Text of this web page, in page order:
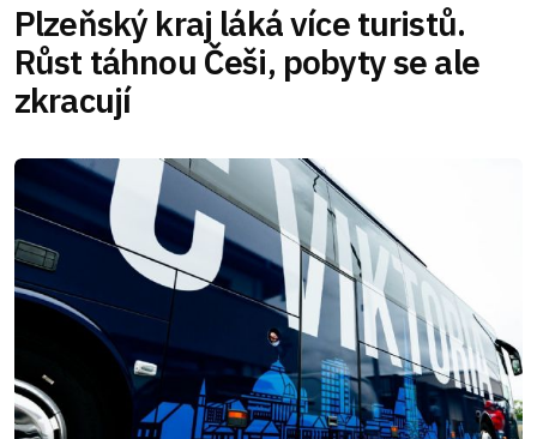
Plzeňský kraj láká více turistů.
Růst táhnou Češi, pobyty se ale
zkracují